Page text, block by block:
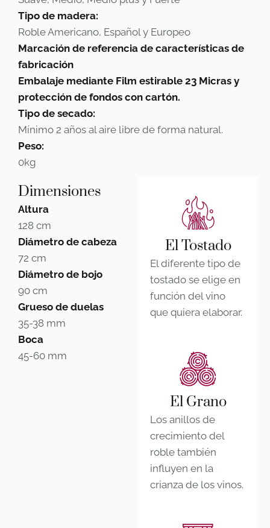
Tipo de madera:
Roble Americano, Español y Europeo
Marcación de referencia de características de
fabricación
Embalaje mediante Film estirable 23 Micras y
protección de fondos con cartón.
Tipo de secado:
Mínimo 2 años al aire libre de forma natural.
Peso:
0kg
Dimensiones
Altura
128 cm
Diámetro de cabeza
72 cm
Diámetro de bojo
90 cm
Grueso de duelas
35-38 mm
Boca
45-60 mm
El Tostado
El diferente tipo de
tostado se elige en
función del vino
que quiera elaborar.
El Grano
Los anillos de
crecimiento del
roble también
influyen en la
crianza de los vinos.